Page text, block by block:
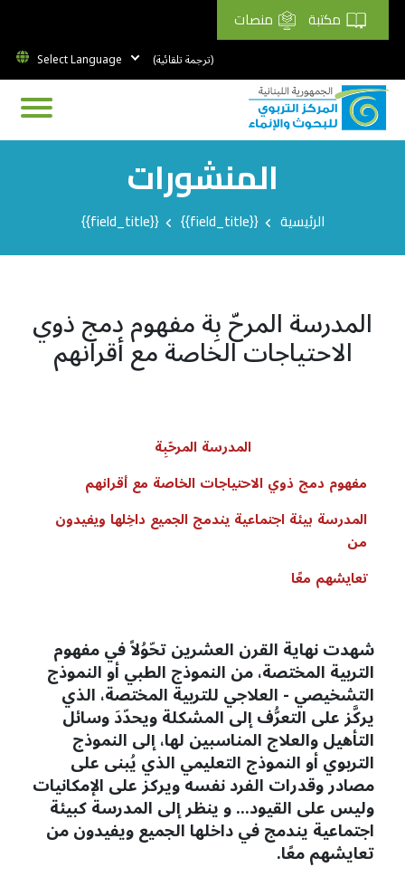
مكتبة منصات
(ترجمة تلقائية)
المنشورات
Breadcrumb
الرئيسية {{field_title}}
{{field_title}}
المدرسة المرحّ بِة مفهوم دمج ذوي
الاحتياجات الخاصة مع أقرانهم
المدرسة المرحّبِة
مفهوم دمج ذوي الاحتياجات الخاصة مع أقرانهم
المدرسة بيئة اجتماعية يندمج الجميع داخِلها ويفيدون
من
تعايشهم معًا
شهدت نهاية القرن العشرين تحّوُلاً في مفهوم
التربية المختصة، من النموذج الطبي أو النموذج
التشخيصي - العلاجي للتربية المختصة، الذي
يركَّز على التعرُّف إلى المشكلة ويحدّدَ وسائل
التأهيل والعلاج المناسبين لها، إلى النموذج
التربوي أو النموذج التعليمي الذي يُبنى على
مصادر وقدرات الفرد نفسه ويركز على الإمكانيات
وليس على القيود... و ينظر إلى المدرسة كبيئة
اجتماعية يندمج في داخلها الجميع ويفيدون من
تعايشهم معًا.